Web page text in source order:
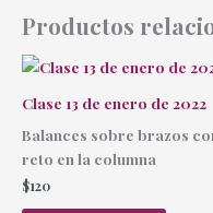
Productos
Clase 13 de enero de 2022
Balances sobre brazos
reto en la columna
$120